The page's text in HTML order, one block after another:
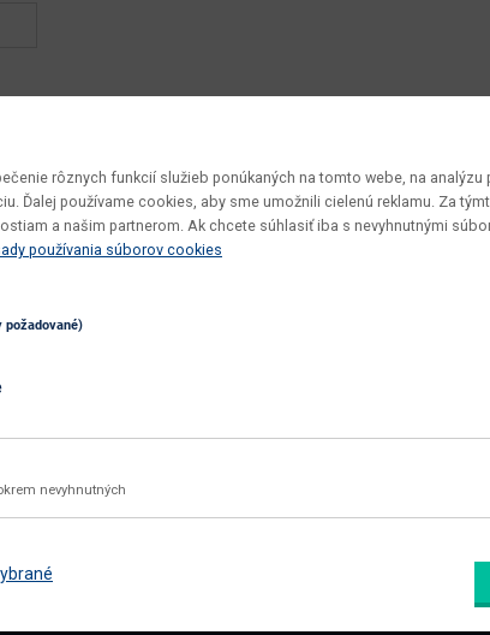
tovaru do 30 dní
pohodlie pre vás
Top ceny
podmienky
rôznych funkcií služieb ponúkaných na tomto webe, na analýzu
Ďalej používame cookies, aby sme umožnili cielenú reklamu. Za
a našim partnerom. Ak chcete súhlasiť iba s nevyhnutnými
používania súborov cookies
požadované)
nevyhnutných